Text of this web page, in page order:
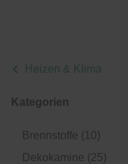
Heizen & Klima
Kategorien
Brennstoffe (10)
Dekokamine (25)